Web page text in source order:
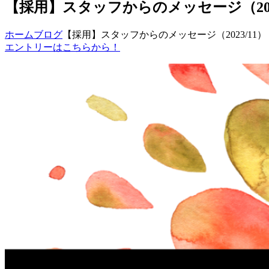
【採用】スタッフからのメッセージ（
ホームブログ 【採用】スタッフからのメッセージ（2023/11）
エントリーはこちらから！